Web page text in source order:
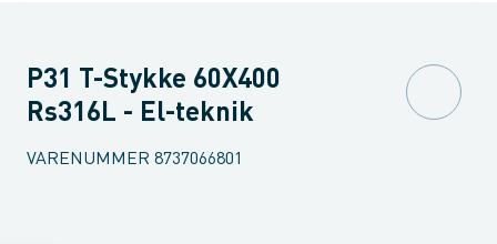
P31 T-Stykke 60X400
Rs316L - El-teknik
VARENUMMER 8737066801